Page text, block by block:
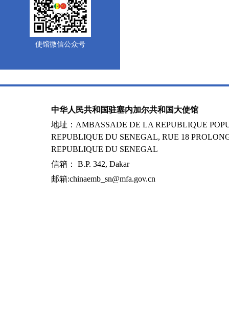
使馆微信公众号
中华人民共和国驻塞内加尔共和国大使馆
地址：AMBASSADE DE LA REPUBLIQUE
REPUBLIQUE DU SENEGAL, RUE 18
REPUBLIQUE DU SENEGAL
信箱： B.P. 342, Dakar
邮箱:chinaemb_sn@mfa.gov.cn